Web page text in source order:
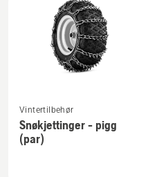
produkter
flere
detaljer
om
Vintertilbehør
Snøkjettinger - pigg
(par)